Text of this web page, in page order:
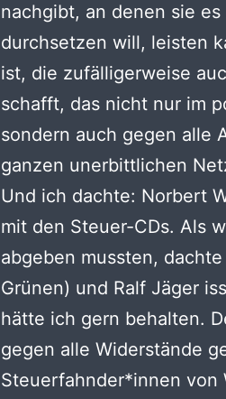
nachgibt, an denen sie
durchsetzen will, leisten
ist, die zufälligerweise
schafft, das nicht nur im
sondern auch gegen alle
ganzen unerbittlichen
Und ich dachte: Norbert
mit den Steuer-CDs. Als
abgeben mussten,
Grünen) und Ralf Jäger
hätte ich gern behalten.
gegen alle Widerstände
Steuerfahnder*innen von